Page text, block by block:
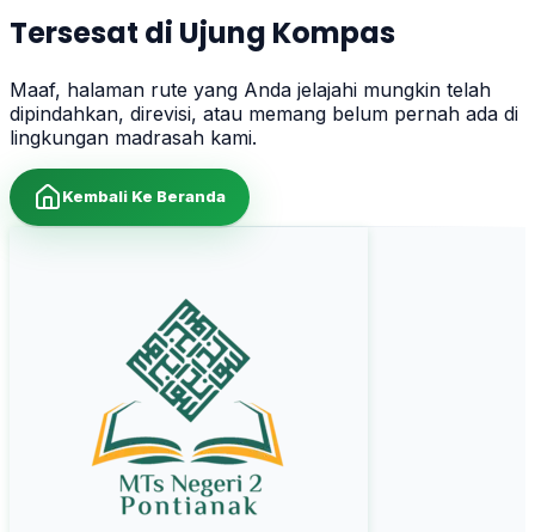
Tersesat di Ujung Kompas
Maaf, halaman rute yang Anda jelajahi mungkin telah
dipindahkan, direvisi, atau memang belum pernah ada di
lingkungan madrasah kami.
Kembali Ke Beranda